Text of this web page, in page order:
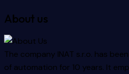
About us
The company INAT s.r.o. has
of automation for 10 years. It